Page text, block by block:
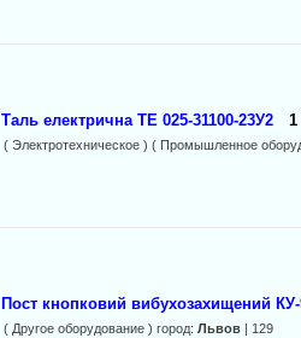
Таль електрична ТЕ 025-31100-23У2 1
( Электротехническое ) ( Промышленное
Пост кнопковий вибухозахищений
( Другое оборудование ) город:Львов | 129